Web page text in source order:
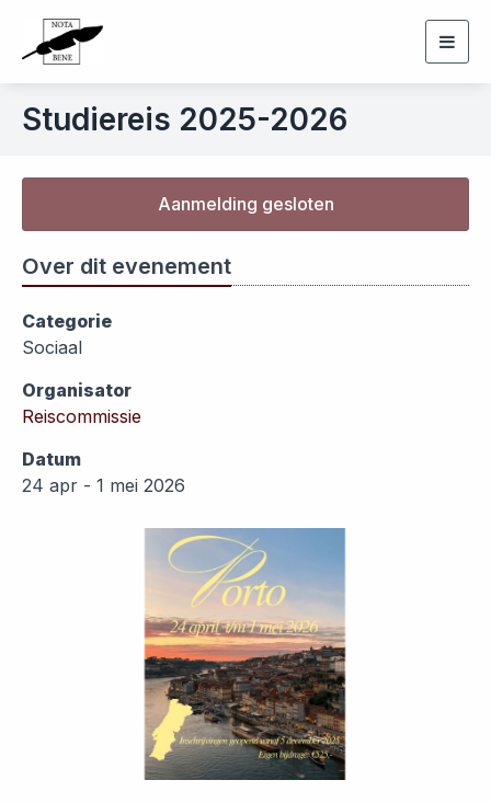
Studiereis 2025-2026
Aanmelding gesloten
Over dit evenement
Categorie
Sociaal
Organisator
Reiscommissie
Datum
24 apr - 1 mei 2026